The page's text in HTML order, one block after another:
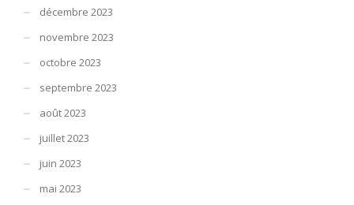
décembre 2023
novembre 2023
octobre 2023
septembre 2023
août 2023
juillet 2023
juin 2023
mai 2023